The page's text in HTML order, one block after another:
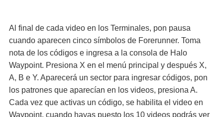
Al final de cada video en los Terminales, pon pausa
cuando aparecen cinco símbolos de Forerunner. Toma
nota de los códigos e ingresa a la consola de Halo
Waypoint. Presiona X en el menú principal y después X,
A, B e Y. Aparecerá un sector para ingresar códigos, pon
los patrones que aparecían en los videos, presiona A.
Cada vez que activas un código, se habilita el video en
Waypoint, cuando hayas puesto los 10 videos podrás ver